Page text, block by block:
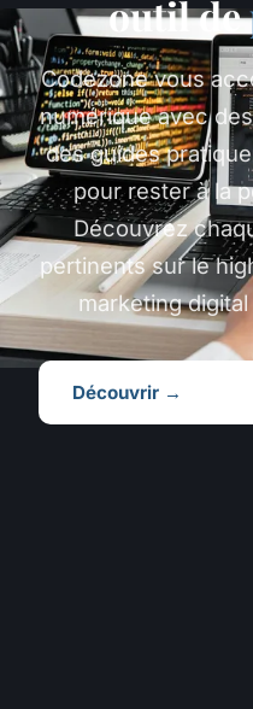
outil de
Codezone vous
numérique avec
des guides
pour rester à la
Découvrez
pertinents sur le
marketing
Découvrir →